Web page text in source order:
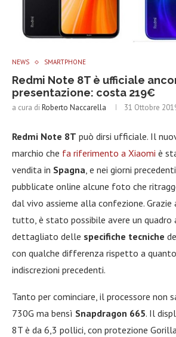
NEWS SMARTPHONE
Redmi Note 8T è ufficiale
presentazione: costa 219€
a cura di Roberto Naccarella 31 Ottobre
Redmi Note 8T può dirsi ufficiale. Il
marchio che fa riferimento a Xiaomi è
vendita in Spagna, e nei giorni
pubblicate online alcune foto che
dal vivo assieme alla confezione. Grazie
tutto, è stato possibile avere un quadro
dettagliato delle specifiche tecniche
con qualche differenza rispetto a
indiscrezioni precedenti.
Tanto per cominciare, il processore non
730G ma bensì Snapdragon 665. Il
8T è da 6,3 pollici, con protezione